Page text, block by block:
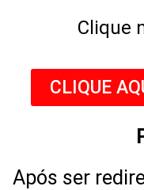
Clique
CLIQUE
Após ser